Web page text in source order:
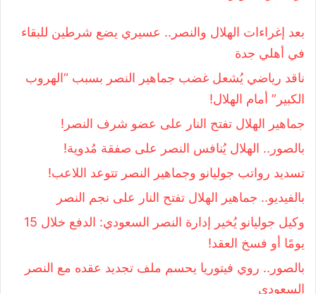
بعد إغراءات الهلال والنصر.. عسيري يضع شرطين للبقاء
في أهلي جدة
ناقد رياضي يُشعل غضب جماهير النصر بسبب “الهروب
الكبير” أمام الهلال!
جماهير الهلال تفتح النار على عضو شرف النصر!
بالصور.. الهلال يُنافس النصر على صفقة مُدوية!
تسديد رواتب جوليانو وجماهير النصر تتوعد اللاعب!
بالفيديو.. جماهير الهلال تفتح النار على نجم النصر
وكيل جوليانو يُخير إدارة النصر السعودي: الدفع خلال 15
يومًا أو فسخ العقد!
بالصور.. روي فيتوريا يحسم ملف تجديد عقده مع النصر
السعودي